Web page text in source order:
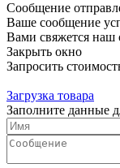
Сообщение
Ваше сообщение
Вами свяжется наш
Закрыть окно
Запросить
Загрузка товара
Заполните данные